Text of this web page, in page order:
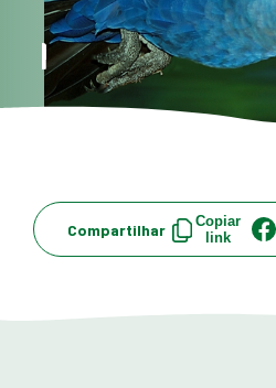
Compartilhar
Copiar
link